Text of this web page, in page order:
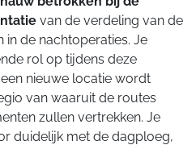
van de verdeling van de
in de nachtoperaties. Je
rol op tijdens deze
nieuwe locatie wordt
van waaruit de routes
zullen vertrekken. Je
duidelijk met de dagploeg,